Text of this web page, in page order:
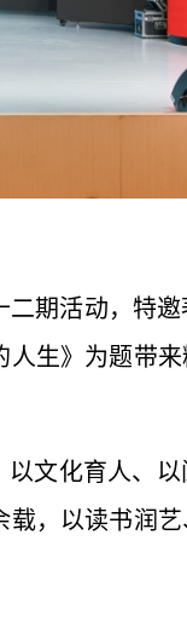
期活动，特
生》为题带
文化育人、
，以读书润